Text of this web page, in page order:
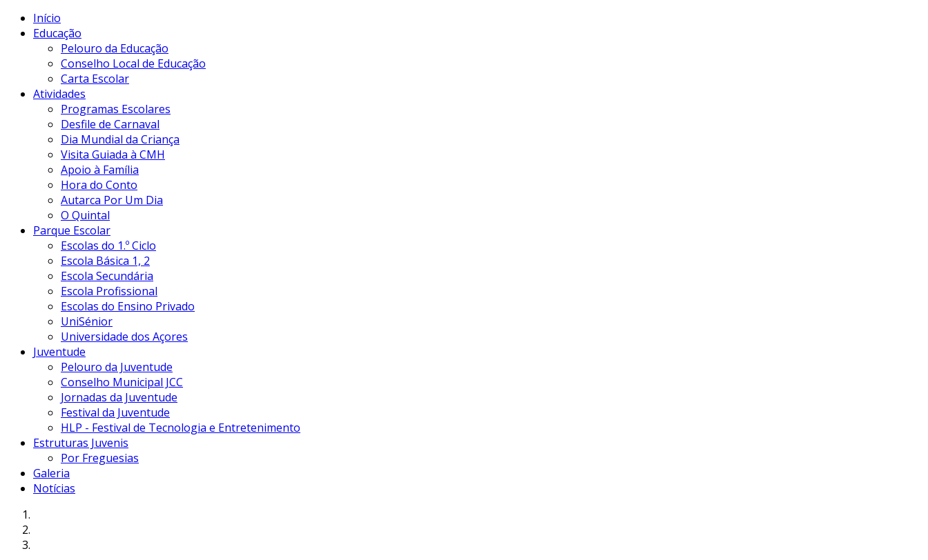
Início
Educação
Pelouro da Educação
Conselho Local de Educação
Carta Escolar
Atividades
Programas Escolares
Desfile de Carnaval
Dia Mundial da Criança
Visita Guiada à CMH
Apoio à Família
Hora do Conto
Autarca Por Um Dia
O Quintal
Parque Escolar
Escolas do 1.º Ciclo
Escola Básica 1, 2
Escola Secundária
Escola Profissional
Escolas do Ensino Privado
UniSénior
Universidade dos Açores
Juventude
Pelouro da Juventude
Conselho Municipal JCC
Jornadas da Juventude
Festival da Juventude
HLP - Festival de Tecnologia e Entretenimento
Estruturas Juvenis
Por Freguesias
Galeria
Notícias